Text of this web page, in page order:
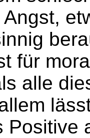
für
alle
Positi­ve